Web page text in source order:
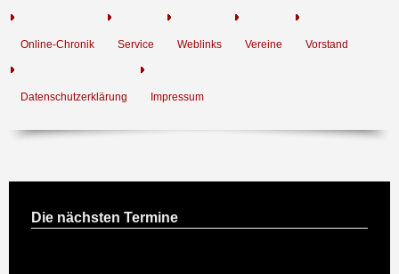
Online-Chronik Service Weblinks Vereine Vorstand
Datenschutzerklärung Impressum
Die nächsten Termine